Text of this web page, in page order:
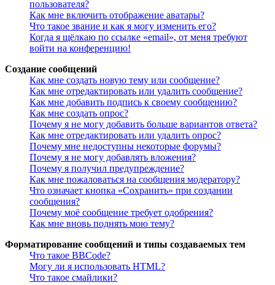
пользователя?
Как мне включить отображение аватары?
Что такое звание и как я могу изменить его?
Когда я щёлкаю по ссылке «email», от меня требуют
войти на конференцию!
Создание сообщений
Как мне создать новую тему или сообщение?
Как мне отредактировать или удалить сообщение?
Как мне добавить подпись к своему сообщению?
Как мне создать опрос?
Почему я не могу добавить больше вариантов ответа?
Как мне отредактировать или удалить опрос?
Почему мне недоступны некоторые форумы?
Почему я не могу добавлять вложения?
Почему я получил предупреждение?
Как мне пожаловаться на сообщения модератору?
Что означает кнопка «Сохранить» при создании
сообщения?
Почему моё сообщение требует одобрения?
Как мне вновь поднять мою тему?
Форматирование сообщений и типы создаваемых тем
Что такое BBCode?
Могу ли я использовать HTML?
Что такое смайлики?